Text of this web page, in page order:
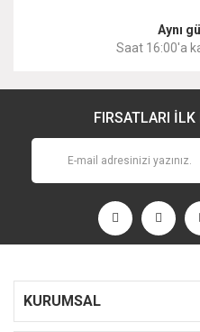
Aynı
Saat 16:00'a
FIRSATLARI
KURUMSAL